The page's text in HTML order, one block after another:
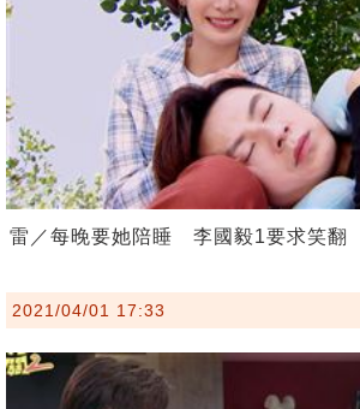
雷／每晚要她陪睡 李國毅1要求笑翻
2021/04/01 17:33